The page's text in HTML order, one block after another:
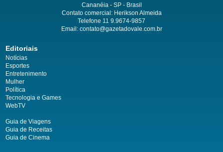
Cananéia - SP - Brasil
Contato comercial: Herikson Almeida
Telefone 11 9.9674-9857
Email: contato@gazetadovale.com.br
Editoriais
Notícias
Esportes
Entretenimento
Mulher
Política
Tecnologia e Games
WebTV
Guia de Viagens
Guia de Receitas
Guia de Cinema